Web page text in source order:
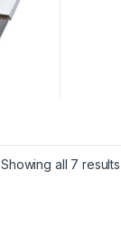
Showing all 7 results